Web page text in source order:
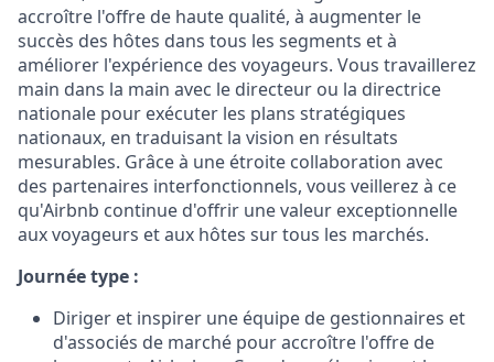
accroître l'offre de haute qualité, à augmenter le
succès des hôtes dans tous les segments et à
améliorer l'expérience des voyageurs. Vous travaillerez
main dans la main avec le directeur ou la directrice
nationale pour exécuter les plans stratégiques
nationaux, en traduisant la vision en résultats
mesurables. Grâce à une étroite collaboration avec
des partenaires interfonctionnels, vous veillerez à ce
qu'Airbnb continue d'offrir une valeur exceptionnelle
aux voyageurs et aux hôtes sur tous les marchés.
Journée type :
Diriger et inspirer une équipe de gestionnaires et
d'associés de marché pour accroître l'offre de